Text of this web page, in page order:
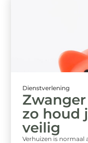
Dienstverlening
zo houd
veilig
Verhuizen is normaal